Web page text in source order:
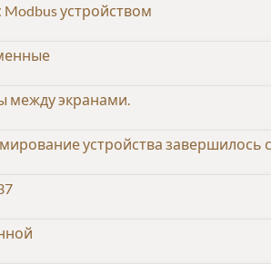
Modbus устройством
между экранами.
устройства завершилось